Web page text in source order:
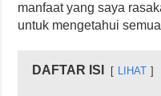
manfaat yang saya
untuk mengetahui
DAFTAR ISI LIHAT